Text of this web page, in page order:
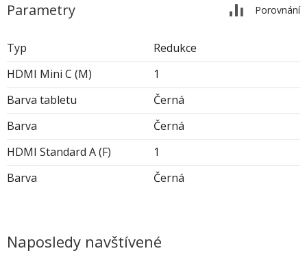
Parametry Porovnání
Typ
Redukce
HDMI Mini C (M)
1
Barva tabletu
Černá
Barva
Černá
HDMI Standard A (F)
1
Barva
Černá
Naposledy navštívené